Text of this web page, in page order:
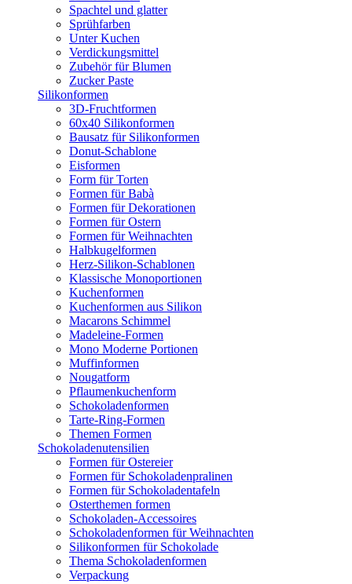
Spachtel und glatter
Sprühfarben
Unter Kuchen
Verdickungsmittel
Zubehör für Blumen
Zucker Paste
Silikonformen
3D-Fruchtformen
60x40 Silikonformen
Bausatz für Silikonformen
Donut-Schablone
Eisformen
Form für Torten
Formen für Babà
Formen für Dekorationen
Formen für Ostern
Formen für Weihnachten
Halbkugelformen
Herz-Silikon-Schablonen
Klassische Monoportionen
Kuchenformen
Kuchenformen aus Silikon
Macarons Schimmel
Madeleine-Formen
Mono Moderne Portionen
Muffinformen
Nougatform
Pflaumenkuchenform
Schokoladenformen
Tarte-Ring-Formen
Themen Formen
Schokoladenutensilien
Formen für Ostereier
Formen für Schokoladenpralinen
Formen für Schokoladentafeln
Osterthemen formen
Schokoladen-Accessoires
Schokoladenformen für Weihnachten
Silikonformen für Schokolade
Thema Schokoladenformen
Verpackung